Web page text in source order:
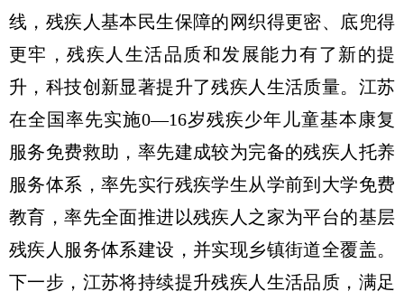
线，残疾人基本民生保障的网织得更密、底兜得
更牢，残疾人生活品质和发展能力有了新的提
升，科技创新显著提升了残疾人生活质量。江苏
在全国率先实施0—16岁残疾少年儿童基本康复
服务免费救助，率先建成较为完备的残疾人托养
服务体系，率先实行残疾学生从学前到大学免费
教育，率先全面推进以残疾人之家为平台的基层
残疾人服务体系建设，并实现乡镇街道全覆盖。
下一步，江苏将持续提升残疾人生活品质，满足